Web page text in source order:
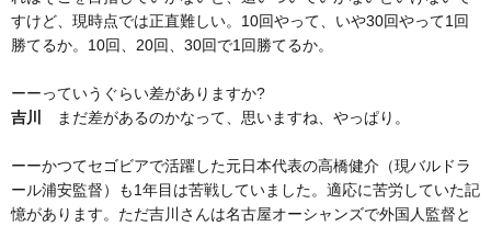
すけど、現時点では正直難しい。10回やって、いや30回やって1回
勝てるか。10回、20回、30回で1回勝てるか。
ーーっていうぐらい差がありますか?
吉川
まだ差があるのかなって、思いますね、やっぱり。
ーーかつてセゴビアで活躍した元日本代表の高橋健介（現バルドラ
ール浦安監督）も1年目は苦戦していました。適応に苦労していた記
憶があります。ただ吉川さんは名古屋オーシャンズで外国人監督と